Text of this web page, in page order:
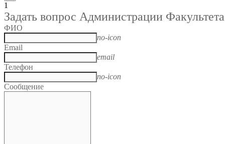
1
Задать вопрос Администрации Факультета
ФИО
no-icon
Email
email
Телефон
no-icon
Сообщение